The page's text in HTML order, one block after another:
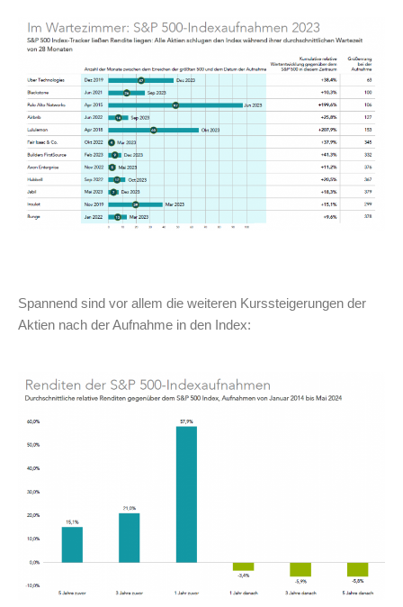
Spannend sind vor allem die weiteren Kurssteigerungen der
Aktien nach der Aufnahme in den Index: